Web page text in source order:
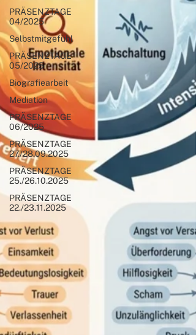
PRÄSENZTAGE
04/2025
Selbstmitgefühl
PRÄSENZTAGE
05/2025
Biografiearbeit
Mediation
PRÄSENZTAGE
06/2025
PRÄSENZTAGE
27./28.09.2025
PRÄSENZTAGE
25./26.10.2025
PRÄSENZTAGE
22./23.11.2025